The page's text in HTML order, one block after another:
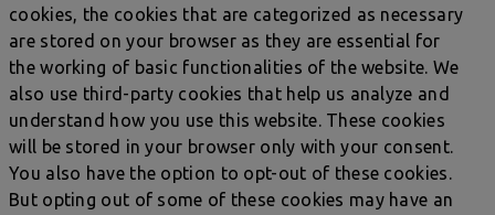
cookies, the cookies that are categorized as necessary
are stored on your browser as they are essential for
the working of basic functionalities of the website. We
also use third-party cookies that help us analyze and
understand how you use this website. These cookies
will be stored in your browser only with your consent.
You also have the option to opt-out of these cookies.
But opting out of some of these cookies may have an